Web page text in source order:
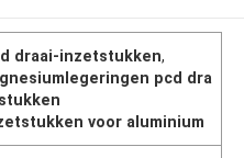
draai-inzetstukken,
pcd dra
voor aluminium